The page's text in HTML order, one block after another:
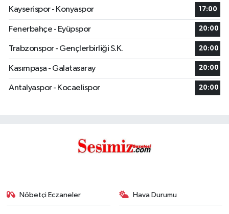
Kayserispor - Konyaspor
17:00
Fenerbahçe - Eyüpspor 20:00
Trabzonspor - Gençlerbirliği S.K. 20:00
Kasımpaşa - Galatasaray 20:00
Antalyaspor - Kocaelispor 20:00
Nöbetçi Eczaneler Hava Durumu